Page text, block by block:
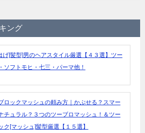
ング
げ[髪型]男のヘアスタイル厳選【４３選】ツー
ソフトモヒ・七三・パーマ他！
ロックマッシュの頼み方｜かぶせる？スマー
チュラル？３つのツーブロマッシュ！＆ツー
ク[マッシュ]髪型厳選【１５選】